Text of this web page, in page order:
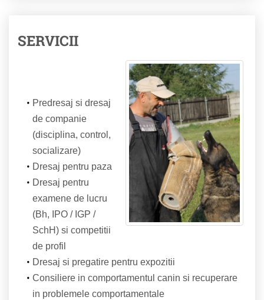
SERVICII
Predresaj si dresaj
de companie
(disciplina, control,
socializare)
Dresaj pentru paza
Dresaj pentru
examene de lucru
(Bh, IPO / IGP /
SchH) si competitii
de profil
Dresaj si pregatire pentru expozitii
Consiliere in comportamentul canin si recuperare
in problemele comportamentale